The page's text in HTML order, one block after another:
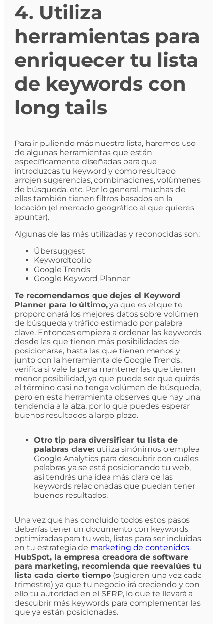
4. Utiliza
herramientas para
enriquecer tu lista
de keywords con
long tails
Para ir puliendo más nuestra lista, haremos uso
de algunas herramientas que están
específicamente diseñadas para que
introduzcas tu keyword y como resultado
arrojen sugerencias, combinaciones, volúmenes
de búsqueda, etc. Por lo general, muchas de
ellas también tienen filtros basados en la
locación (el mercado geográfico al que quieres
apuntar).
Algunas de las más utilizadas y reconocidas son:
Übersuggest
Keywordtool.io
Google Trends
Google Keyword Planner
Te recomendamos que dejes el Keyword
Planner para lo último,ya que es el que te
proporcionará los mejores datos sobre volúmen
de búsqueda y tráfico estimado por palabra
clave. Entonces empieza a ordenar las keywords
desde las que tienen más posibilidades de
posicionarse, hasta las que tienen menos y
junto con la herramienta de Google Trends,
verifica si vale la pena mantener las que tienen
menor posibilidad, ya que puede ser que quizás
el término casi no tenga volúmen de búsqueda,
pero en esta herramienta observes que hay una
tendencia a la alza, por lo que puedes esperar
buenos resultados a largo plazo.
Otro tip para diversificar tu lista de
palabras clave:utiliza sinónimos o emplea
Google Analytics para descubrir con cuáles
palabras ya se está posicionando tu web,
así tendrás una idea más clara de las
keywords relacionadas que puedan tener
buenos resultados.
Una vez que has concluido todos estos pasos
deberías tener un documento con keywords
optimizadas para tu web, listas para ser incluidas
en tu estrategia de marketing de contenidos.
HubSpot, la empresa creadora de software
para marketing, recomienda que reevalúes tu
lista cada cierto tiempo(sugieren una vez cada
trimestre) ya que tu negocio irá creciendo y con
ello tu autoridad en el SERP, lo que te llevará a
descubrir más keywords para complementar las
que ya están posicionadas.